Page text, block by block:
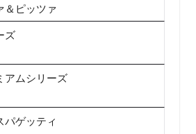
＆ピッツァ
ズ
アムシリーズ
パゲッティ